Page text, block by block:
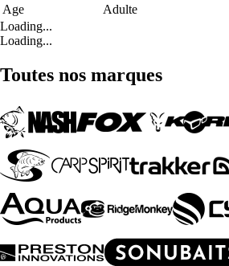
Age
Adulte
Loading...
Loading...
Toutes nos marques